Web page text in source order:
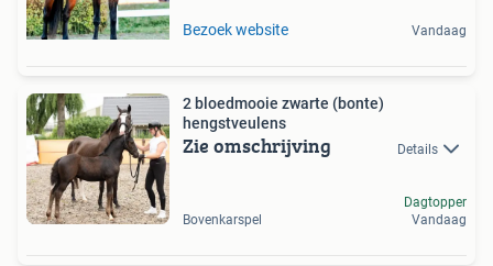
Bezoek website Vandaag
2 bloedmooie zwarte (bonte)
hengstveulens
Zie omschrijving Details
Bovenkarspel
Dagtopper
Vandaag